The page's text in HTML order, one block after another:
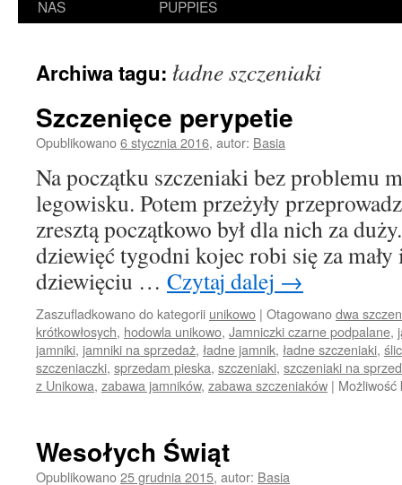
NAS
PUPPIES
Archiwa tagu: ładne szczeniaki
Szczenięce perypetie
Opublikowano6 stycznia 2016, autor: Basia
Na początku szczeniaki bez problemu
legowisku. Potem przeżyły
zresztą początkowo był dla nich za
dziewięć tygodni kojec robi się za
dziewięciu … Czytaj dalej →
Zaszufladkowano do kategorii unikowo | Otagowanodwa
krótkowłosych, hodowla unikowo, Jamniczki czarne podpalane,
jamniki, jamniki na sprzedaż, ładne jamnik, ładne szczeniaki,
szczeniaczki, sprzedam pieska, szczeniaki, szczeniaki na
z Unikowa, zabawa jamników, zabawa szczeniaków |
Wesołych Świąt
Opublikowano25 grudnia 2015, autor: Basia